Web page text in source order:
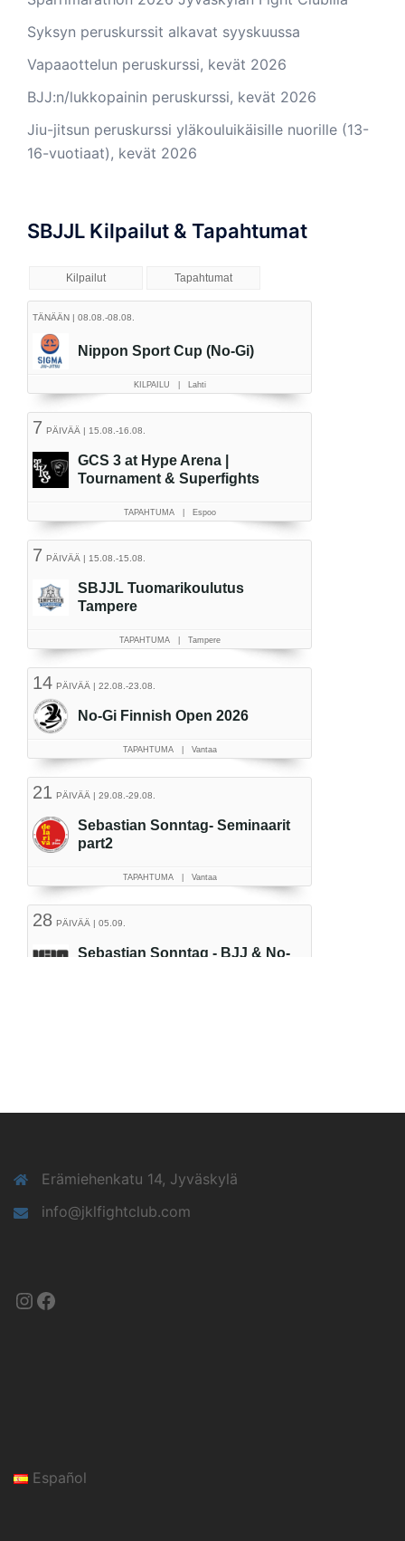
Syksyn peruskurssit alkavat syyskuussa
Vapaaottelun peruskurssi, kevät 2026
BJJ:n/lukkopainin peruskurssi, kevät 2026
Jiu-jitsun peruskurssi yläkouluikäisille nuorille (13-
16-vuotiaat), kevät 2026
SBJJL Kilpailut & Tapahtumat
Erämiehenkatu 14, Jyväskylä
info@jklfightclub.com
Instagram Facebook
Español